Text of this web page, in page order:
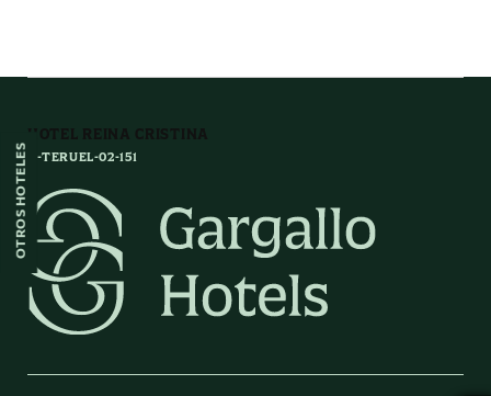
HOTEL REINA CRISTINA
H-TERUEL-02-151
OTROS HOTELES